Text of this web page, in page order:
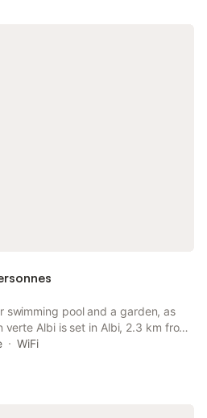
swimming pool and a garden, as
verte Albi is set in Albi, 2.3 km from
walk from the city centre. This
WiFi